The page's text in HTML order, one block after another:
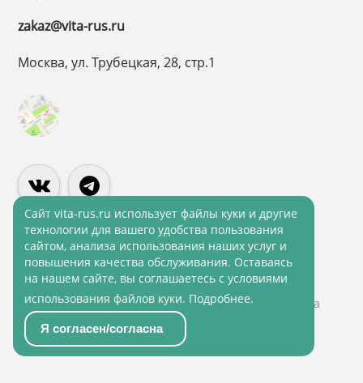
zakaz@vita-rus.ru
Москва, ул. Трубецкая, 28, стр.1
© 2001 - 2026 ВитаРус. Информация сайта защищена
законом об авторских правах
© Разработка и Сопровождение сайта
Политика конфиденциальности
Политика обработки персональных данных
Cайт vita-rus.ru использует файлы куки и другие
технологии для вашего удобства пользования
сайтом, анализа использования наших услуг и
повышения качества обслуживания. Оставаясь
на нашем сайте, вы соглашаетесь с условиями
использования файлов куки. Подробнее.
Я согласен/согласна